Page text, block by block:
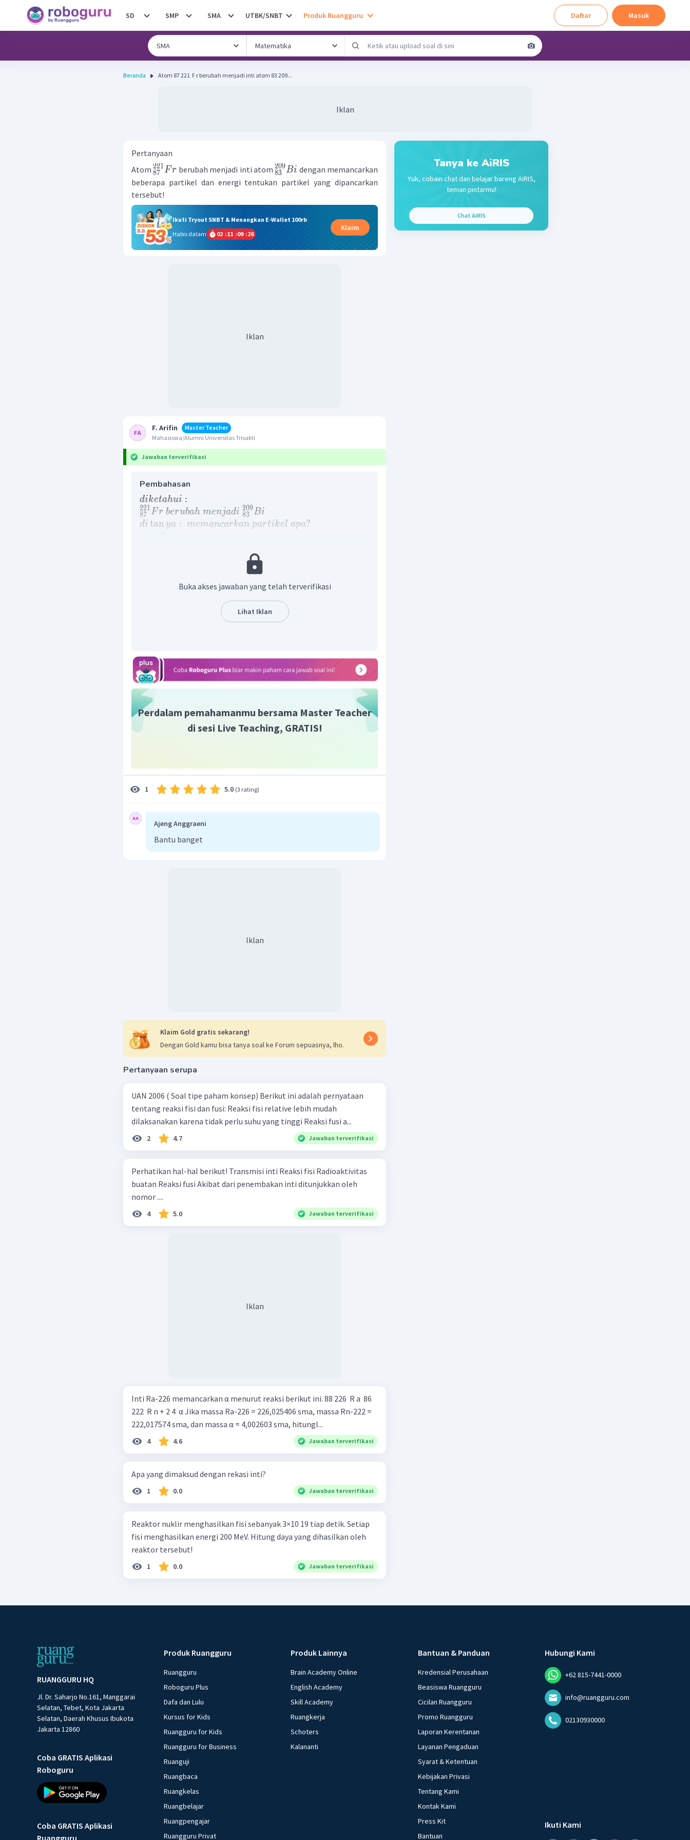
SD SMP SMA UTBK/SNBT Produk Ruangguru Daftar Masuk
Beranda Atom 87 221 ​ F r berubah menjadi inti atom 83 209...
Iklan
Pertanyaan
Atom87
221F r berubah menjadi inti atom83
209Bi dengan memancarkan
beberapa partikel dan energi tentukan partikel yang dipancarkan
tersebut!
Ikuti Tryout SNBT & Menangkan E-Wallet 100rb
Habis dalam
02 :11 :09 :26
Klaim
Iklan
F. Arifin
Master Teacher
Mahasiswa/Alumni Universitas Trisakti
Jawaban terverifikasi
Pembahasan
diketahui :
87
221F r berubah menjadi 83
209Bi
di tan ya : memancarkan partikel apa?
Buka akses jawaban yang telah terverifikasi
Lihat Iklan
Perdalam pemahamanmu bersama Master Teacher
di sesi Live Teaching, GRATIS!
1 5.0 (3 rating)
Ajeng Anggraeni
Bantu banget
Iklan
Klaim Gold gratis sekarang!
Dengan Gold kamu bisa tanya soal ke Forum sepuasnya, lho.
Pertanyaan serupa
UAN 2006 ( Soal tipe paham konsep) Berikut ini adalah pernyataan
tentang reaksi fisi dan fusi: Reaksi fisi relative lebih mudah
dilaksanakan karena tidak perlu suhu yang tinggi Reaksi fusi a...
2 4.7 Jawaban terverifikasi
Perhatikan hal-hal berikut! Transmisi inti Reaksi fisi Radioaktivitas
buatan Reaksi fusi Akibat dari penembakan inti ditunjukkan oleh
nomor ....
4 5.0 Jawaban terverifikasi
Iklan
Inti Ra-226 memancarkan α menurut reaksi berikut ini. 88 226 ​ R a ​ 86
222 ​ R n + 2 4 ​ α Jika massa Ra-226 = 226,025406 sma, massa Rn-222 =
222,017574 sma, dan massa α = 4,002603 sma, hitungl...
4 4.6 Jawaban terverifikasi
Apa yang dimaksud dengan rekasi inti?
1 0.0 Jawaban terverifikasi
Reaktor nuklir menghasilkan fisi sebanyak 3×10 19 tiap detik. Setiap
fisi menghasilkan energi 200 MeV. Hitung daya yang dihasilkan oleh
reaktor tersebut!
1 0.0 Jawaban terverifikasi
Tanya ke AiRIS
Yuk, cobain chat dan belajar bareng AiRIS,
teman pintarmu!
Chat AiRIS
RUANGGURU HQ
Jl. Dr. Saharjo No.161, Manggarai
Selatan, Tebet, Kota Jakarta
Selatan, Daerah Khusus Ibukota
Jakarta 12860
Coba GRATIS Aplikasi
Roboguru
Coba GRATIS Aplikasi
Produk Ruangguru
Ruangguru
Roboguru Plus
Dafa dan Lulu
Kursus for Kids
Ruangguru for Kids
Ruangguru for Business
Ruanguji
Ruangbaca
Ruangkelas
Ruangbelajar
Ruangpengajar
Ruangguru Privat
Produk Lainnya
Brain Academy Online
English Academy
Skill Academy
Ruangkerja
Schoters
Kalananti
Bantuan & Panduan
Kredensial Perusahaan
Beasiswa Ruangguru
Cicilan Ruangguru
Promo Ruangguru
Laporan Kerentanan
Layanan Pengaduan
Syarat & Ketentuan
Kebijakan Privasi
Tentang Kami
Kontak Kami
Press Kit
Bantuan
Hubungi Kami
+62 815-7441-0000
info@ruangguru.com
02130930000
Ikuti Kami